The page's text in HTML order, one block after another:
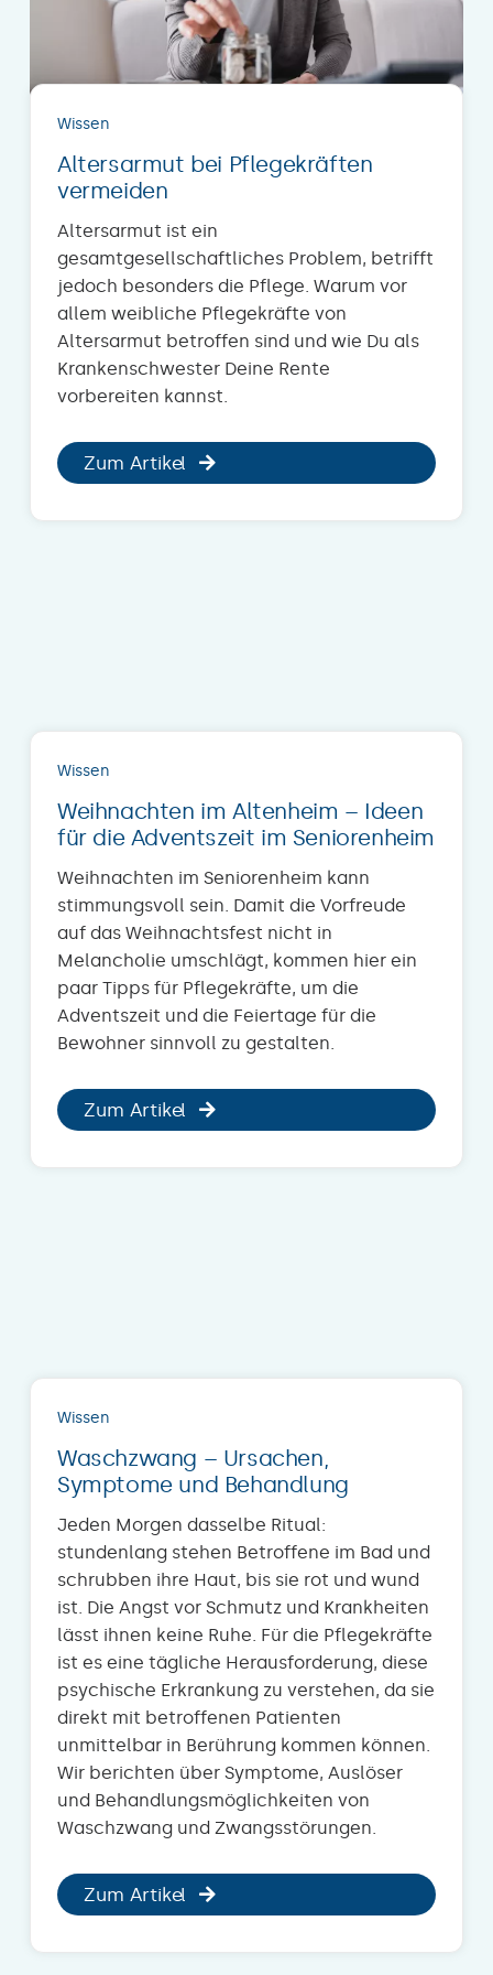
Wissen
Altersarmut bei Pflegekräften
vermeiden
Altersarmut ist ein
gesamtgesellschaftliches Problem, betrifft
jedoch besonders die Pflege. Warum vor
allem weibliche Pflegekräfte von
Altersarmut betroffen sind und wie Du als
Krankenschwester Deine Rente
vorbereiten kannst.
Zum Artikel
Wissen
Weihnachten im Altenheim – Ideen
für die Adventszeit im Seniorenheim
Weihnachten im Seniorenheim kann
stimmungsvoll sein. Damit die Vorfreude
auf das Weihnachtsfest nicht in
Melancholie umschlägt, kommen hier ein
paar Tipps für Pflegekräfte, um die
Adventszeit und die Feiertage für die
Bewohner sinnvoll zu gestalten.
Zum Artikel
Wissen
Waschzwang – Ursachen,
Symptome und Behandlung
Jeden Morgen dasselbe Ritual:
stundenlang stehen Betroffene im Bad und
schrubben ihre Haut, bis sie rot und wund
ist. Die Angst vor Schmutz und Krankheiten
lässt ihnen keine Ruhe. Für die Pflegekräfte
ist es eine tägliche Herausforderung, diese
psychische Erkrankung zu verstehen, da sie
direkt mit betroffenen Patienten
unmittelbar in Berührung kommen können.
Wir berichten über Symptome, Auslöser
und Behandlungsmöglichkeiten von
Waschzwang und Zwangsstörungen.
Zum Artikel